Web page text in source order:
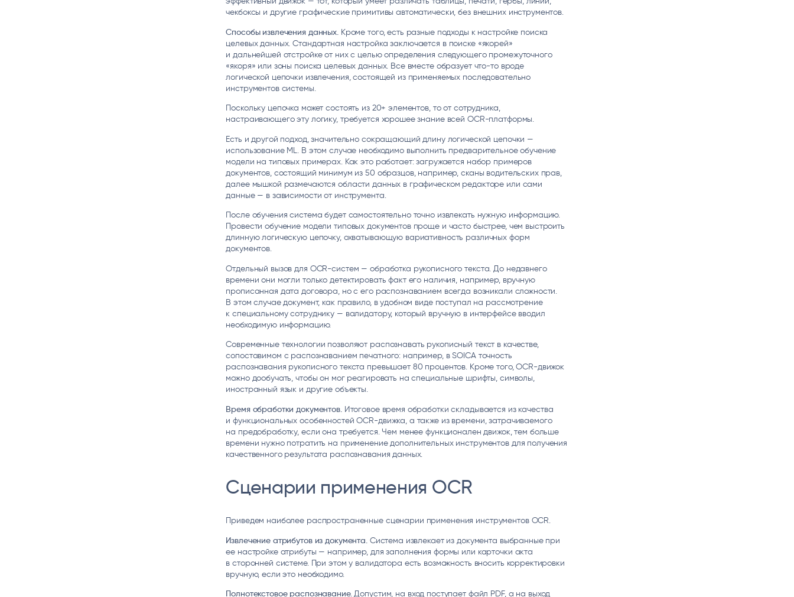
чекбоксы и другие графические примитивы автоматически, без внешних инструментов.
Способы извлечения данных.Кроме того, есть разные подходы к настройке поиска
целевых данных. Стандартная настройка заключается в поиске «якорей»
и дальнейшей отстройке от них с целью определения следующего промежуточного
«якоря» или зоны поиска целевых данных. Все вместе образует что-то вроде
логической цепочки извлечения, состоящей из применяемых последовательно
инструментов системы.
Поскольку цепочка может состоять из 20+ элементов, то от сотрудника,
настраивающего эту логику, требуется хорошее знание всей OCR-платформы.
Есть и другой подход, значительно сокращающий длину логической цепочки —
использование ML. В этом случае необходимо выполнить предварительное обучение
модели на типовых примерах. Как это работает: загружается набор примеров
документов, состоящий минимум из 50 образцов, например, сканы водительских прав,
далее мышкой размечаются области данных в графическом редакторе или сами
данные — в зависимости от инструмента.
После обучения система будет самостоятельно точно извлекать нужную информацию.
Провести обучение модели типовых документов проще и часто быстрее, чем выстроить
длинную логическую цепочку, охватывающую вариативность различных форм
документов.
Отдельный вызов для OCR-систем — обработка рукописного текста. До недавнего
времени они могли только детектировать факт его наличия, например, вручную
прописанная дата договора, но с его распознаванием всегда возникали сложности.
В этом случае документ, как правило, в удобном виде поступал на рассмотрение
к специальному сотруднику — валидатору, который вручную в интерфейсе вводил
необходимую информацию.
Современные технологии позволяют распознавать рукописный текст в качестве,
сопоставимом с распознаванием печатного: например, в SOICA точность
распознавания рукописного текста превышает 80 процентов. Кроме того, OCR-движок
можно дообучать, чтобы он мог реагировать на специальные шрифты, символы,
иностранный язык и другие объекты.
Время обработки документов.Итоговое время обработки складывается из качества
и функциональных особенностей OCR-движка, а также из времени, затрачиваемого
на предобработку, если она требуется. Чем менее функционален движок, тем больше
времени нужно потратить на применение дополнительных инструментов для получения
качественного результата распознавания данных.
Сценарии применения OCR
Приведем наиболее распространенные сценарии применения инструментов OCR.
Извлечение атрибутов из документа. Система извлекает из документа выбранные при
ее настройке атрибуты — например, для заполнения формы или карточки акта
в сторонней системе. При этом у валидатора есть возможность вносить корректировки
вручную, если это необходимо.
Полнотекстовое распознавание.Допустим, на вход поступает файл PDF, а на выход